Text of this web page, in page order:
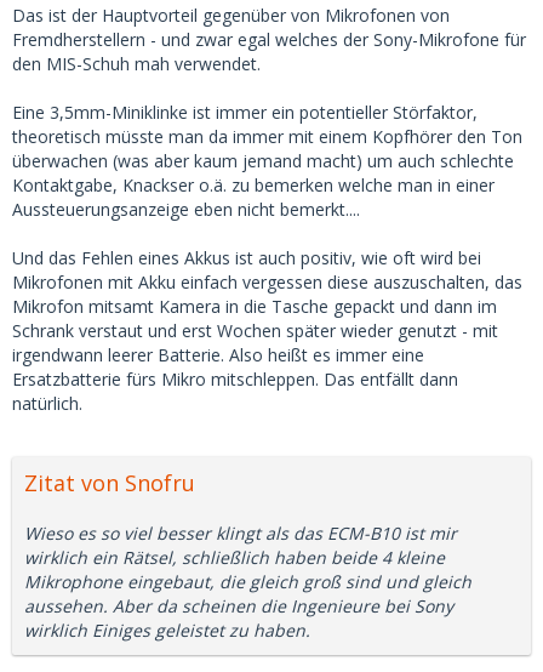
Das ist der Hauptvorteil gegenüber von Mikrofonen von
Fremdherstellern - und zwar egal welches der Sony-Mikrofone für
den MIS-Schuh mah verwendet.
Eine 3,5mm-Miniklinke ist immer ein potentieller Störfaktor,
theoretisch müsste man da immer mit einem Kopfhörer den Ton
überwachen (was aber kaum jemand macht) um auch schlechte
Kontaktgabe, Knackser o.ä. zu bemerken welche man in einer
Aussteuerungsanzeige eben nicht bemerkt....
Und das Fehlen eines Akkus ist auch positiv, wie oft wird bei
Mikrofonen mit Akku einfach vergessen diese auszuschalten, das
Mikrofon mitsamt Kamera in die Tasche gepackt und dann im
Schrank verstaut und erst Wochen später wieder genutzt - mit
irgendwann leerer Batterie. Also heißt es immer eine
Ersatzbatterie fürs Mikro mitschleppen. Das entfällt dann
natürlich.
Zitat von Snofru
Wieso es so viel besser klingt als das ECM-B10 ist mir
wirklich ein Rätsel, schließlich haben beide 4 kleine
Mikrophone eingebaut, die gleich groß sind und gleich
aussehen. Aber da scheinen die Ingenieure bei Sony
wirklich Einiges geleistet zu haben.